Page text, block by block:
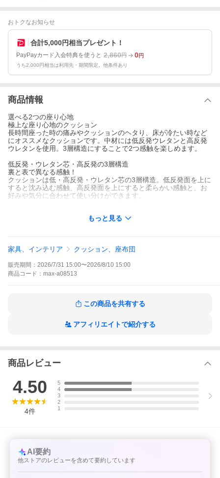
おトクなお知らせ
合計5,000円相当プレゼント！
PayPayカード入会特典を使うと 2,860円 0円
うち2,000円相当は利用先・期間限定。他条件あり
商品情報
選べる2つの座り心地
極上な座り心地のクッション
長時間座った時の痛みやクッションのヘタり、床が冷たい時など
にオススメなクッションです。中材には低反発ウレタンと高反発
ウレタンを使用。3層構造にすることで2つ感触を楽しめます。
低反発・ウレタン芯・高反発の3層構造
裏と表で異なる感触！
クッションは低・高反発・ウレタン芯の3層構造。低反発面を上に
すると沈み込む感触、高反発面を上にすると柔らかい感触と、お
好みや気分に合わせて使い分けができます。
工夫次第で使い方いろいろ
重ねて座る
何段にも重ねて椅子のようにもお使い頂けます。弾力性あるクッ
[店舗管理用] max-a08513 スクウェアタイプ/角型#ブラック=a110
60 スクウェアタイプ/角型#ベージュ=a11061 スクウェアタイプ/
ラウンドタイプ/丸型#ベージュ=a11066 ラウンドタイプ/丸型#ブ
ラウン=a11067 爆買
もっと見る
家具、インテリア クッション、座布団
販売期間： 2026/7/31 15:00〜2026/8/10 15:00
商品 コード： max-a08513
この商品を共有する
アフィリエイトで紹介する
商品レビュー
4.50
4件
5
4
3
2
1
AI要約
他ストアのレビューを含めて要約しています